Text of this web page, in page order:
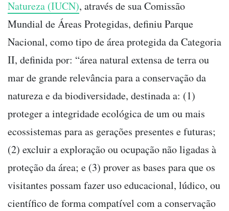
Natureza (IUCN), através de sua Comissão
Mundial de Áreas Protegidas, definiu Parque
Nacional, como tipo de área protegida da Categoria
II, definida por: “área natural extensa de terra ou
mar de grande relevância para a conservação da
natureza e da biodiversidade, destinada a: (1)
proteger a integridade ecológica de um ou mais
ecossistemas para as gerações presentes e futuras;
(2) excluir a exploração ou ocupação não ligadas à
proteção da área; e (3) prover as bases para que os
visitantes possam fazer uso educacional, lúdico, ou
científico de forma compatível com a conservação